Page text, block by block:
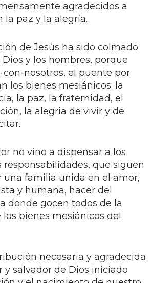
agradecidos a
la paz y la alegría.
de Jesús ha sido colmado
y los hombres, porque
con-nosotros, el puente por
los bienes mesiánicos: la
la paz, la fraternidad, el
la alegría de vivir y de
no vino a dispensar a los
responsabilidades, que siguen
una familia unida en el amor,
y humana, hacer del
donde gocen todos de la
bienes mesiánicos del
necesaria y agradecida
y salvador de Dios iniciado